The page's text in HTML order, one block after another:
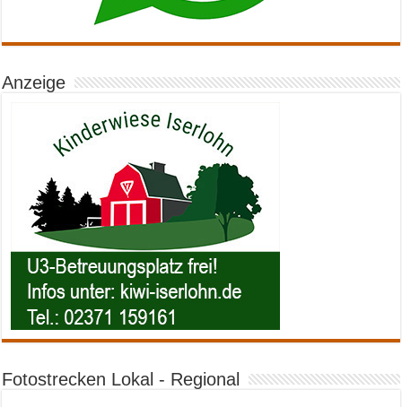
Anzeige
Fotostrecken Lokal - Regional